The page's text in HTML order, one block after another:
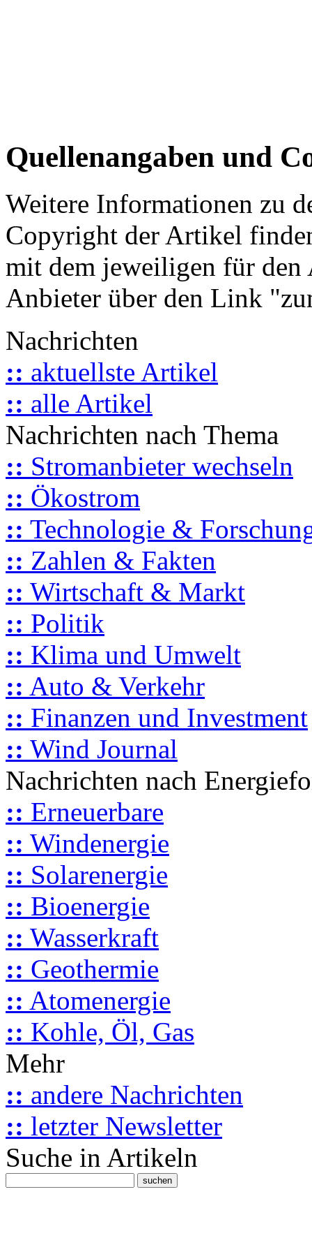
Quellenangaben und
Weitere Informationen zu
Copyright der Artikel
mit dem jeweiligen für
Anbieter über den Link
Nachrichten
:: aktuellste Artikel
:: alle Artikel
Nachrichten nach Thema
:: Stromanbieter wechseln
:: Ökostrom
:: Technologie &
:: Zahlen & Fakten
:: Wirtschaft & Markt
:: Politik
:: Klima und Umwelt
:: Auto & Verkehr
:: Finanzen und Investment
:: Wind Journal
Nachrichten nach
:: Erneuerbare
:: Windenergie
:: Solarenergie
:: Bioenergie
:: Wasserkraft
:: Geothermie
:: Atomenergie
:: Kohle, Öl, Gas
Mehr
:: andere Nachrichten
:: letzter Newsletter
Suche in Artikeln